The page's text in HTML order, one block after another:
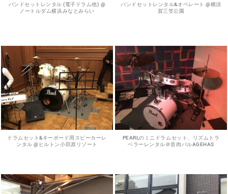
バンドセットレンタル (電子ドラム他) @
ノートルダム横浜みなとみらい
バンドセットレンタル&オペレート @横須
賀三笠公園
ドラムセット&キーボード用スピーカーレ
ンタル @ヒルトン小田原リゾート
PEARLのミニドラムセット、リズムトラ
ベラーレンタル＠音肉バルAGEHAS